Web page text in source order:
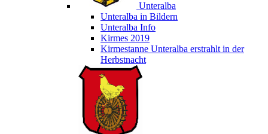
Unteralba
Unteralba in Bildern
Unteralba Info
Kirmes 2019
Kirmestanne Unteralba erstrahlt in der
Herbstnacht